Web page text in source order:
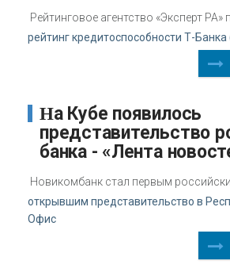
Рейтинговое агентство «Эксперт РА»
рейтинг кредитоспособности Т-
На Кубе появилось
представительство
банка - «Лента
Новикомбанк стал первым
открывшим представительство в
Офис